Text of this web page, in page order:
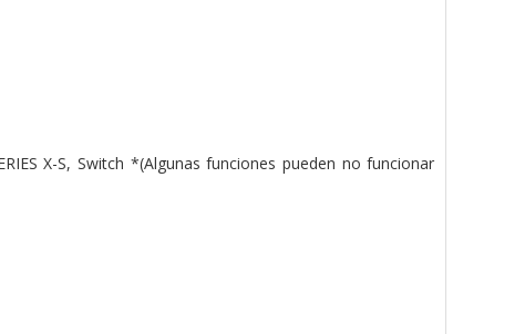
X-S, Switch *(Algunas funciones pueden no funcionar